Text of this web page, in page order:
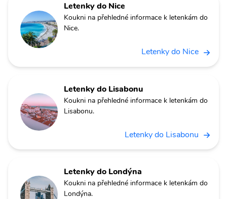
Letenky do Nice
Koukni na přehledné informace k letenkám do
Nice.
Letenky do Nice
Letenky do Lisabonu
Koukni na přehledné informace k letenkám do
Lisabonu.
Letenky do Lisabonu
Letenky do Londýna
Koukni na přehledné informace k letenkám do
Londýna.